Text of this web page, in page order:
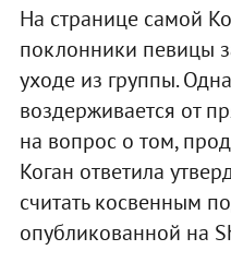
На странице самой
поклонники певицы
уходе из группы.
воздерживается от
на вопрос о том,
Коган ответила
считать косвенным
опубликованной на